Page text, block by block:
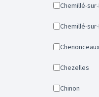
Chemillé-
Chemillé-
Chenonceaux
Chezelles
Chinon